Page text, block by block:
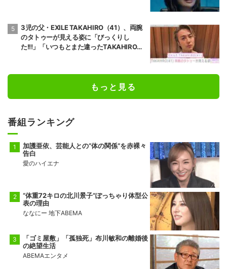
3児の父・EXILE TAKAHIRO（41）、両腕
のタトゥーが見える姿に「びっくりし
た!!!」「いつもとまた違ったTAKAHIROさ
もっと見る
番組ランキング
加護亜依、芸能人との“体の関係”を赤裸々
告白
愛のハイエナ
“体重72キロの北川景子”ぽっちゃり体型公
表の理由
ななにー 地下ABEMA
「ゴミ屋敷」「孤独死」布川敏和の離婚後
の絶望生活
ABEMAエンタメ